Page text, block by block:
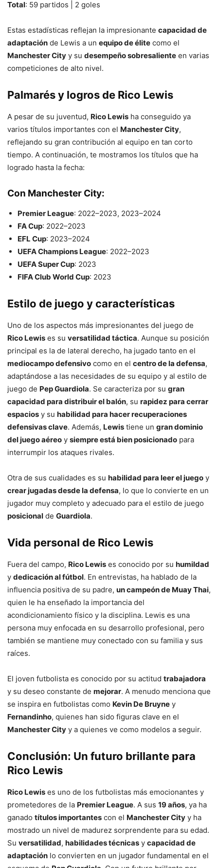
Total: 59 partidos | 2 goles
Estas estadísticas reflejan la impresionante capacidad de
adaptación de Lewis a un equipo de élite como el
Manchester City y su desempeño sobresaliente en varias
competiciones de alto nivel.
Palmarés y logros de Rico Lewis
A pesar de su juventud, Rico Lewis ha conseguido ya
varios títulos importantes con el Manchester City,
reflejando su gran contribución al equipo en tan corto
tiempo. A continuación, te mostramos los títulos que ha
logrado hasta la fecha:
Con Manchester City:
Premier League: 2022–2023, 2023–2024
FA Cup: 2022–2023
EFL Cup: 2023–2024
UEFA Champions League: 2022–2023
UEFA Super Cup: 2023
FIFA Club World Cup: 2023
Estilo de juego y características
Uno de los aspectos más impresionantes del juego de
Rico Lewis es su versatilidad táctica. Aunque su posición
principal es la de lateral derecho, ha jugado tanto en el
mediocampo defensivo como en el centro de la defensa,
adaptándose a las necesidades de su equipo y al estilo de
juego de Pep Guardiola. Se caracteriza por su gran
capacidad para distribuir el balón, su rapidez para cerrar
espacios y su habilidad para hacer recuperaciones
defensivas clave. Además, Lewis tiene un gran dominio
del juego aéreo y siempre está bien posicionado para
interrumpir los ataques rivales.
Otra de sus cualidades es su habilidad para leer el juego y
crear jugadas desde la defensa, lo que lo convierte en un
jugador muy completo y adecuado para el estilo de juego
posicional de Guardiola.
Vida personal de Rico Lewis
Fuera del campo, Rico Lewis es conocido por su humildad
y dedicación al fútbol. En entrevistas, ha hablado de la
influencia positiva de su padre, un campeón de Muay Thai,
quien le ha enseñado la importancia del
acondicionamiento físico y la disciplina. Lewis es una
persona muy enfocada en su desarrollo profesional, pero
también se mantiene muy conectado con su familia y sus
raíces.
El joven futbolista es conocido por su actitud trabajadora
y su deseo constante de mejorar. A menudo menciona que
se inspira en futbolistas como Kevin De Bruyne y
Fernandinho, quienes han sido figuras clave en el
Manchester City y a quienes ve como modelos a seguir.
Conclusión: Un futuro brillante para
Rico Lewis
Rico Lewis es uno de los futbolistas más emocionantes y
prometedores de la Premier League. A sus 19 años, ya ha
ganado títulos importantes con el Manchester City y ha
mostrado un nivel de madurez sorprendente para su edad.
Su versatilidad, habilidades técnicas y capacidad de
adaptación lo convierten en un jugador fundamental en el